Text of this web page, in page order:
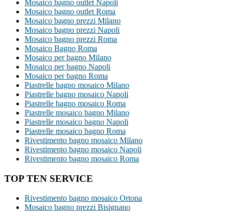
Mosaico bagno outlet Napoli
Mosaico bagno outlet Roma
Mosaico bagno prezzi Milano
Mosaico bagno prezzi Napoli
Mosaico bagno prezzi Roma
Mosaico Bagno Roma
Mosaico per bagno Milano
Mosaico per bagno Napoli
Mosaico per bagno Roma
Piastrelle bagno mosaico Milano
Piastrelle bagno mosaico Napoli
Piastrelle bagno mosaico Roma
Piastrelle mosaico bagno Milano
Piastrelle mosaico bagno Napoli
Piastrelle mosaico bagno Roma
Rivestimento bagno mosaico Milano
Rivestimento bagno mosaico Napoli
Rivestimento bagno mosaico Roma
TOP TEN SERVICE
Rivestimento bagno mosaico Ortona
Mosaico bagno prezzi Bisignano